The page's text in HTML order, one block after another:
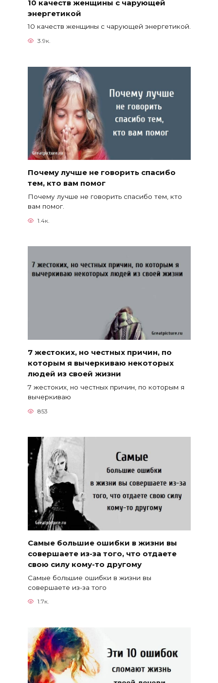
10 качеств женщины с чарующей
энергетикой
10 качеств женщины с чарующей энергетикой.
3.9к.
Почему лучше не говорить спасибо
тем, кто вам помог
Почему лучше не говорить спасибо тем, кто
вам помог.
1.4к.
7 жестоких, но честных причин, по
которым я вычеркиваю некоторых
людей из своей жизни
7 жестоких, но честных причин, по которым я
вычеркиваю
853
Самые большие ошибки в жизни вы
совершаете из-за того, что отдаете
свою силу кому-то другому
Самые большие ошибки в жизни вы
совершаете из-за того
1.7к.